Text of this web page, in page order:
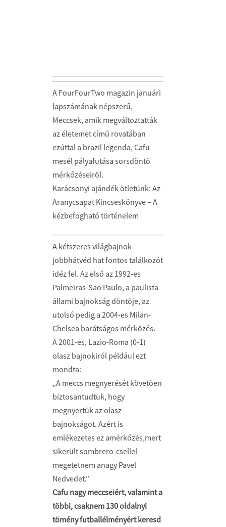
A FourFourTwo magazin januári
lapszámának népszerű,
Meccsek, amik megváltoztatták
az életemet című rovatában
ezúttal a brazil legenda, Cafu
mesél pályafutása sorsdöntő
mérkőzéseiről.
Karácsonyi ajándék ötletünk: Az
Aranycsapat Kincseskönyve – A
kézbefogható történelem
A kétszeres világbajnok
jobbhátvéd hat fontos találkozót
idéz fel. Az első az 1992-es
Palmeiras-Sao Paulo, a paulista
állami bajnokság döntője, az
utolsó pedig a 2004-es Milan-
Chelsea barátságos mérkőzés.
A 2001-es, Lazio-Roma (0-1)
olasz bajnokiról például ezt
mondta:
„A meccs megnyerését követően
biztosantudtuk, hogy
megnyertük az olasz
bajnokságot. Azért is
emlékezetes ez amérkőzés,mert
sikerült sombrero-csellel
megetetnem anagy Pavel
Nedvedet.”
Cafu nagy meccseiért, valamint a
többi, csaknem 130 oldalnyi
tömény futballélményért keresd